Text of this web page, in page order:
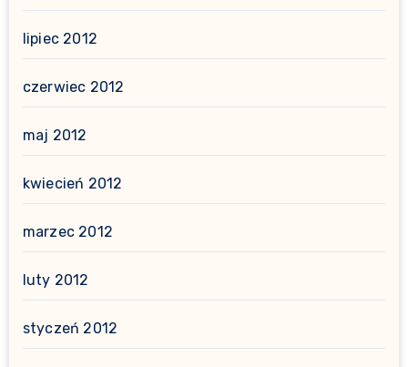
lipiec 2012
czerwiec 2012
maj 2012
kwiecień 2012
marzec 2012
luty 2012
styczeń 2012